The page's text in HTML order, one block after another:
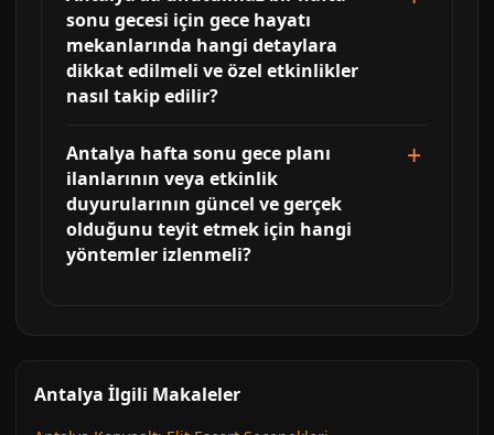
sonu gecesi için gece hayatı
mekanlarında hangi detaylara
dikkat edilmeli ve özel etkinlikler
nasıl takip edilir?
Antalya hafta sonu gece planı
ilanlarının veya etkinlik
duyurularının güncel ve gerçek
olduğunu teyit etmek için hangi
yöntemler izlenmeli?
Antalya İlgili Makaleler